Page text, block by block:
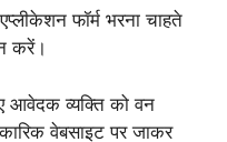
फॉर्म भरना चाहते
करें।
आवेदक व्यक्ति को वन
वेबसाइट पर जाकर